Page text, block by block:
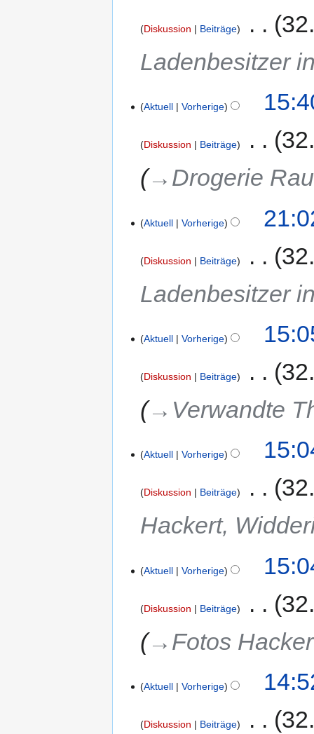
Diskussion Beiträge
Ladenbesitzer
Aktuell Vorherige
Diskussion Beiträge
→‎Drogerie
Aktuell Vorherige
Diskussion Beiträge
Ladenbesitzer
Aktuell Vorherige
Diskussion Beiträge
→‎Verwandte
Aktuell Vorherige
Diskussion Beiträge
Hackert,
Aktuell Vorherige
Diskussion Beiträge
→‎Fotos
Aktuell Vorherige
Diskussion Beiträge